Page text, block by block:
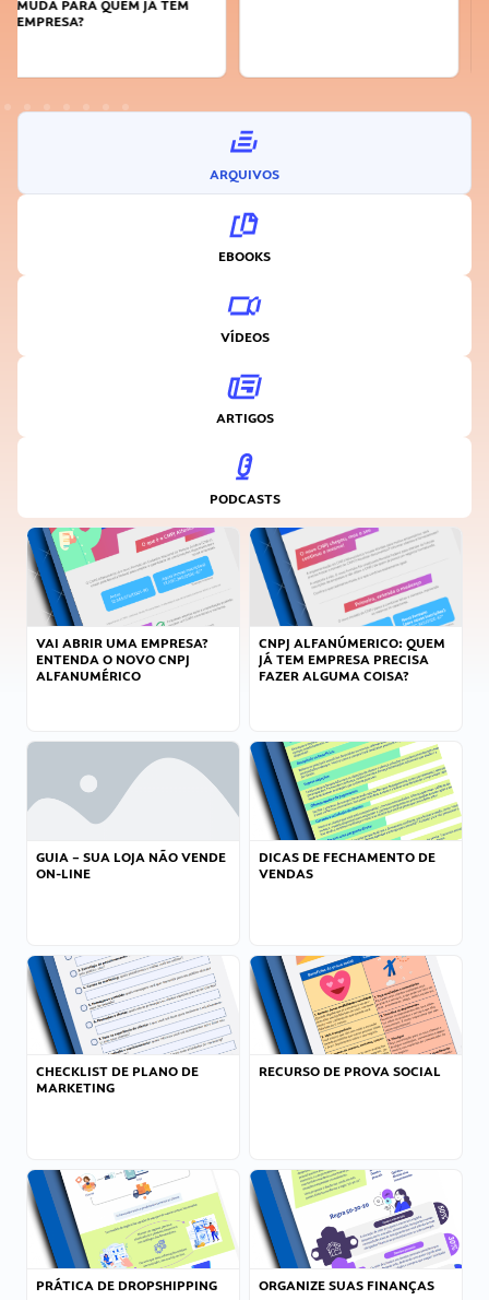
ARQUIVOS
EBOOKS
VÍDEOS
ARTIGOS
PODCASTS
VAI ABRIR UMA EMPRESA?
ENTENDA O NOVO CNPJ
ALFANUMÉRICO
CNPJ ALFANÚMERICO: QUEM
JÁ TEM EMPRESA PRECISA
FAZER ALGUMA COISA?
GUIA – SUA LOJA NÃO VENDE
ON-LINE
DICAS DE FECHAMENTO DE
VENDAS
CHECKLIST DE PLANO DE
MARKETING
RECURSO DE PROVA SOCIAL
PRÁTICA DE DROPSHIPPING ORGANIZE SUAS FINANÇAS